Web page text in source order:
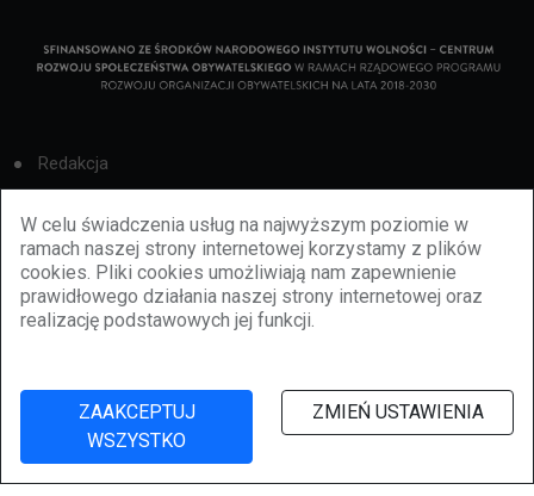
W celu świadczenia usług na najwyższym poziomie w
ramach naszej strony internetowej korzystamy z plików
cookies. Pliki cookies umożliwiają nam zapewnienie
prawidłowego działania naszej strony internetowej oraz
realizację podstawowych jej funkcji.
ZAAKCEPTUJ
WSZYSTKO
ZMIEŃ USTAWIENIA
Redakcja
Cookies
Reklama
BBiletomania